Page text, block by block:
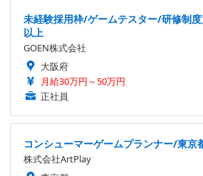
未経験採用枠/ゲームテスター/研修制
以上
GOEN株式会社
大阪府
月給30万円～50万円
正社員
コンシューマーゲームプランナー/東
株式会社ArtPlay